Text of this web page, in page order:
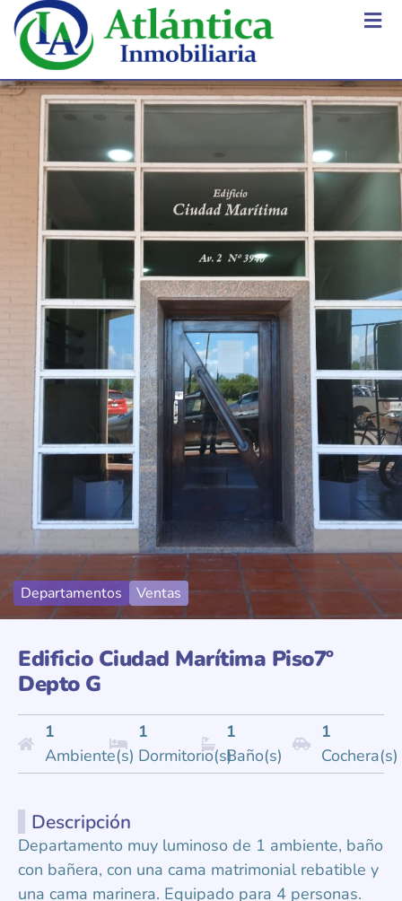
Departamentos Ventas
Edificio Ciudad Marítima Piso7º
Depto G
1
Ambiente(s)
1
Dormitorio(s)
1
Baño(s)
1
Cochera(s)
Descripción
Departamento muy luminoso de 1 ambiente, baño
con bañera, con una cama matrimonial rebatible y
una cama marinera. Equipado para 4 personas.